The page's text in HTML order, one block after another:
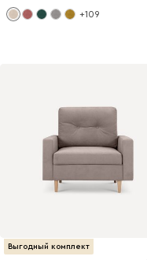
+109
Выгодный комплект